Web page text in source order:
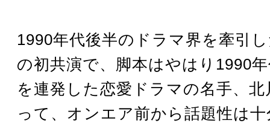
1990年代後半のドラマ界を牽引
の初共演で、脚本はやはり1990
を連発した恋愛ドラマの名手、
って、オンエア前から話題性は